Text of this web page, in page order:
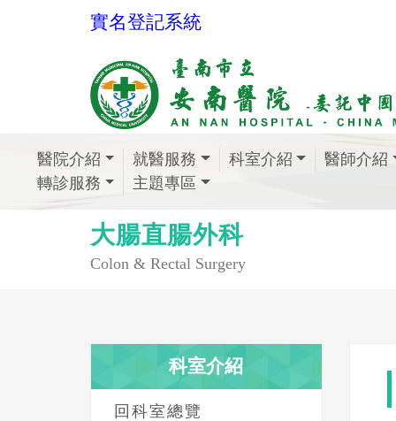
實名登記系統
醫院介紹 就醫服務 科室介紹
醫師介紹
轉診服務
主題專區
大腸直腸外科
Colon & Rectal Surgery
科室介紹
回科室總覽